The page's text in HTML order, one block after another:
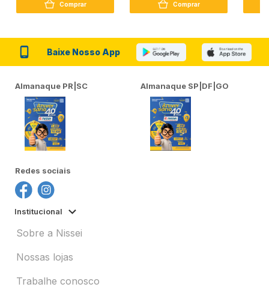
Comprar Comprar
Baixe Nosso App
Almanaque PR|SC Almanaque SP|DF|GO
Redes sociais
Institucional
Sobre a Nissei
Nossas lojas
Trabalhe conosco